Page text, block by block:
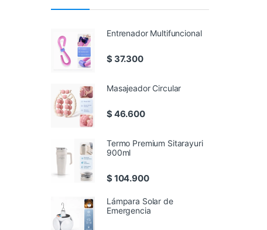
Entrenador Multifuncional
$37.300
Masajeador Circular
$46.600
Termo Premium Sitarayuri
900ml
$104.900
Lámpara Solar de
Emergencia